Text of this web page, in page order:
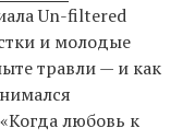
Un-filtered
и молодые
травли — и как
любовь к